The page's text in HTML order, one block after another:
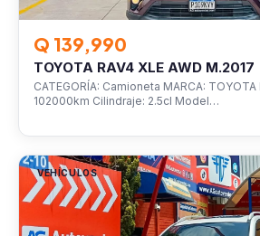
Q 139,990
TOYOTA RAV4 XLE AWD M.2017
CATEGORÍA: Camioneta MARCA:
102000km Cilindraje: 2.5cl Model…
VEHÍCULOS